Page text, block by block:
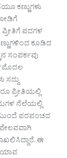
ಕಣ್ಣುಗಳು
ಪದಗಳ
ಕೂಡಿದ
ಸಂಪರ್ಕವು
ಪ್ರೀತಿಯಲ್ಲಿ
ನೆಲೆಯಲ್ಲಿ
ಪರಪಂಚದ
ಈ
ಯಾವ